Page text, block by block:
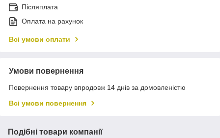
Післяплата
Оплата на рахунок
Всі умови оплати
Умови повернення
Повернення товару впродовж 14 днів за домовленістю
Всі умови повернення
Подібні товари компанії